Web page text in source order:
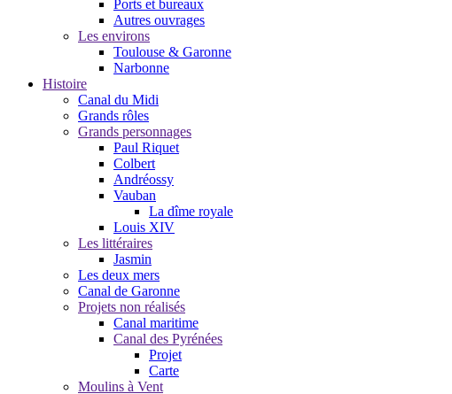
Ports et bureaux
Autres ouvrages
Les environs
Toulouse & Garonne
Narbonne
Histoire
Canal du Midi
Grands rôles
Grands personnages
Paul Riquet
Colbert
Andréossy
Vauban
La dîme royale
Louis XIV
Les littéraires
Jasmin
Les deux mers
Canal de Garonne
Projets non réalisés
Canal maritime
Canal des Pyrénées
Projet
Carte
Moulins à Vent